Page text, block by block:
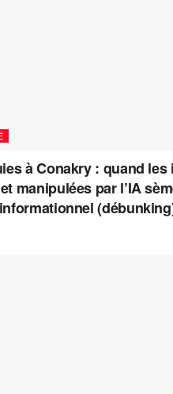
à Conakry : quand les
manipulées par l’IA